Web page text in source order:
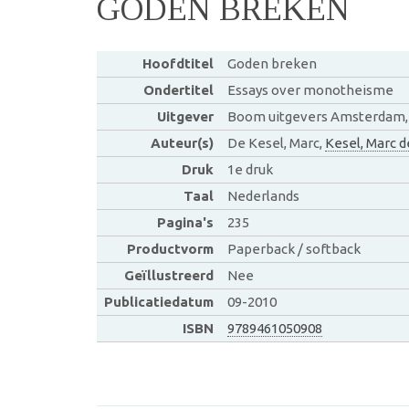
GODEN BREKEN
Hoofdtitel
Goden breken
Ondertitel
Essays over monotheisme
Uitgever
Boom uitgevers Amsterdam,
Auteur(s)
De Kesel, Marc, Kesel, Marc
Druk
1e druk
Taal
Nederlands
Pagina's
235
Productvorm
Paperback / softback
Geïllustreerd
Nee
Publicatiedatum
09-2010
ISBN
9789461050908